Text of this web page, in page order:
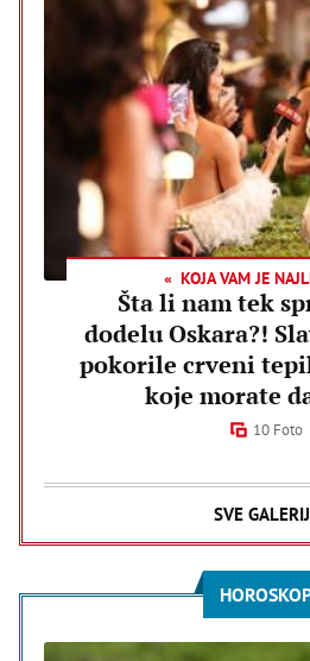
KOJA VAM JE
Šta li nam tek
dodelu Oskara?!
pokorile crveni
koje morate
10 Foto
SVE